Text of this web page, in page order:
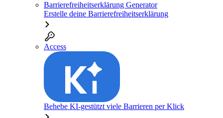
Barrierefreiheitserklärung Generator
Erstelle deine Barrierefreiheitserklärung
Access
Behebe KI-gestützt viele Barrieren per Klick